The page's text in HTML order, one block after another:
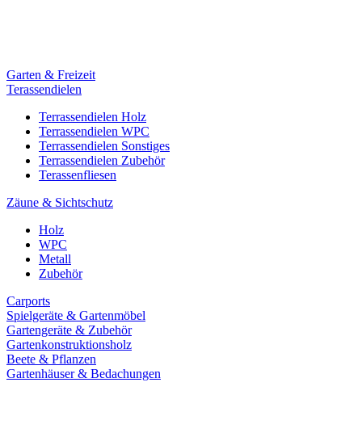
Garten & Freizeit
Terassendielen
Terrassendielen Holz
Terrassendielen WPC
Terrassendielen Sonstiges
Terrassendielen Zubehör
Terassenfliesen
Zäune & Sichtschutz
Holz
WPC
Metall
Zubehör
Carports
Spielgeräte & Gartenmöbel
Gartengeräte & Zubehör
Gartenkonstruktionsholz
Beete & Pflanzen
Gartenhäuser & Bedachungen